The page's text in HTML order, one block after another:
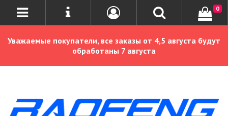
Уважаемые покупатели, все заказы от 4,5 августа будут
обработаны 7 августа
0